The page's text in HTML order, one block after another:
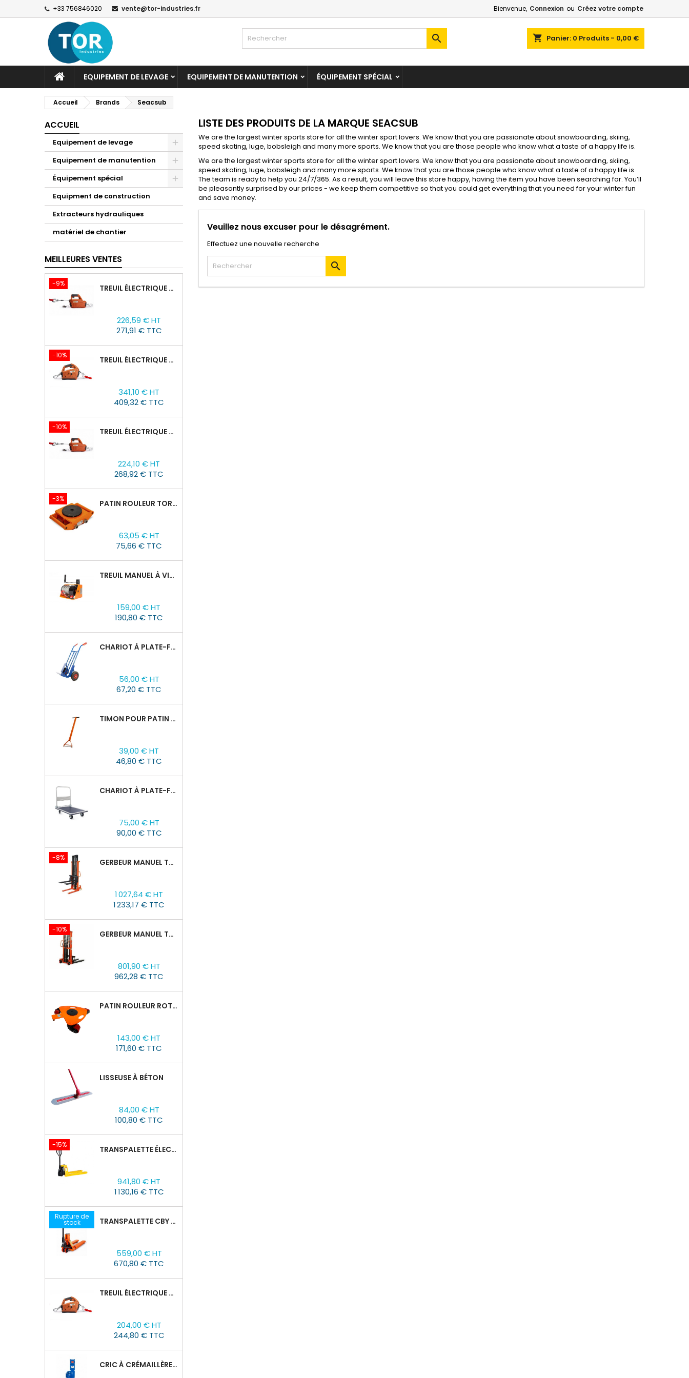
+33 756846020 vente@tor-industries.fr Bienvenue, Connexion ou Créez votre compte
shopping_cart Panier: 0 Produits - 0,00 €

EQUIPEMENT DE LEVAGE EQUIPEMENT DE MANUTENTION ÉQUIPEMENT SPÉCIAL
Accueil Brands Seacsub
ACCUEIL
Equipement de levage
Equipement de manutention
Équipement spécial
Equipment de construction
Extracteurs hydrauliques
matériel de chantier
MEILLEURES VENTES
-9% TREUIL ÉLECTRIQUE PORTABLE AVEC TÉLÉCOMMANDE TOR SQ-02-450KG/4.6M
base
226,59 € HT
271,91 € TTC
-10% TREUIL ÉLECTRIQUE PORTABLE À BATTERIE TOR SQ-05-450KG/4.6M
base
341,10 € HT
409,32 € TTC
-10% TREUIL ÉLECTRIQUE PORTABLE AVEC TÉLÉCOMMANDE TOR SQ-04-250KG/8M
base
224,10 € HT
268,92 € TTC
-3% PATIN ROULEUR TOR CRA-4 : 6T
base
63,05 € HT
75,66 € TTC
TREUIL MANUEL À VIS SANS FIN VS500, 0,5TX25M
159,00 € HT
190,80 € TTC
CHARIOT À PLATE-FORME TOR HT 300
56,00 € HT
67,20 € TTC
TIMON POUR PATIN ROULEUR CRA-4/6/8
39,00 € HT
46,80 € TTC
CHARIOT À PLATE-FORME TOR PH 300KG
75,00 € HT
90,00 € TTC
-8% GERBEUR MANUEL TOR CTY-EH 2T/3M FOURCHES RÉGLABLES 320-770MM
base
1 027,64 € HT
1 233,17 € TTC
-10% GERBEUR MANUEL TOR CTY-EH 1,5T/1,6M FOURCHES RÉGLABLES 320-770 MM
base
801,90 € HT
962,28 € TTC
PATIN ROULEUR ROTATIVE WCRP-5, CAPACITÉ DE CHARGE 4T
143,00 € HT
171,60 € TTC
LISSEUSE À BÉTON
84,00 € HT
100,80 € TTC
-15% TRANSPALETTE ÉLECTRIQUE EPT 15H : 1500KG/1150MM X 550MM
base
941,80 € HT
1 130,16 € TTC
Rupture de
stock TRANSPALETTE CBY 2,5T AVEC BALANCE
559,00 € HT
670,80 € TTC
TREUIL ÉLECTRIQUE PORTABLE TOR SQ-01-450KG/4.6M
204,00 € HT
244,80 € TTC
CRIC À CRÉMAILLÈRE TOR SJ, 1,5T/60-600 MM
LISTE DES PRODUITS DE LA MARQUE SEACSUB
We are the largest winter sports store for all the winter sport lovers. We know that you are passionate about snowboarding, skiing,
speed skating, luge, bobsleigh and many more sports. We know that you are those people who know what a taste of a happy life is.
We are the largest winter sports store for all the winter sport lovers. We know that you are passionate about snowboarding, skiing,
speed skating, luge, bobsleigh and many more sports. We know that you are those people who know what a taste of a happy life is.
The team is ready to help you 24/7/365. As a result, you will leave this store happy, having the item you have been searching for. You’ll
be pleasantly surprised by our prices - we keep them competitive so that you could get everything that you need for your winter fun
and save money.
Veuillez nous excuser pour le désagrément.
Effectuez une nouvelle recherche
